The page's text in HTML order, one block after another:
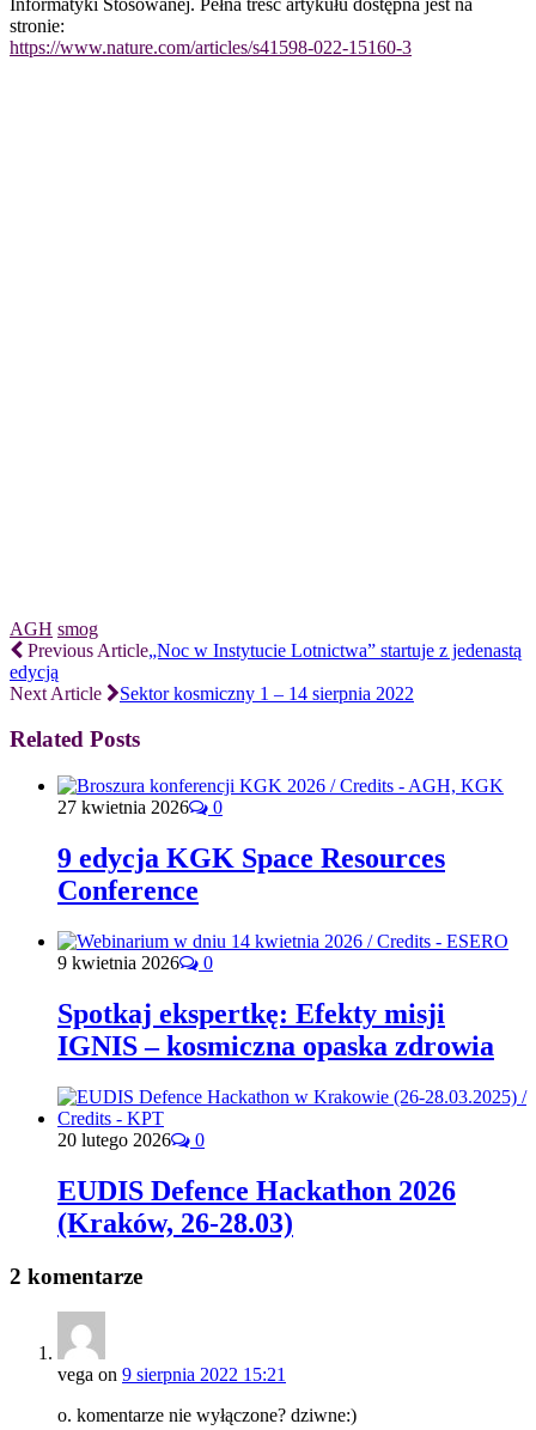
stronie:
https://www.nature.com/articles/s41598-022-15160-3
AGH smog
Previous Article„Noc w Instytucie Lotnictwa” startuje z jedenastą
edycją
Next Article
Sektor kosmiczny 1 – 14 sierpnia 2022
Related Posts
27 kwietnia 2026 0
9 edycja KGK Space Resources
Conference
9 kwietnia 2026 0
Spotkaj ekspertkę: Efekty misji
IGNIS – kosmiczna opaska zdrowia
20 lutego 2026 0
EUDIS Defence Hackathon 2026
(Kraków, 26-28.03)
2 komentarze
vega on 9 sierpnia 2022 15:21
o. komentarze nie wyłączone? dziwne:)